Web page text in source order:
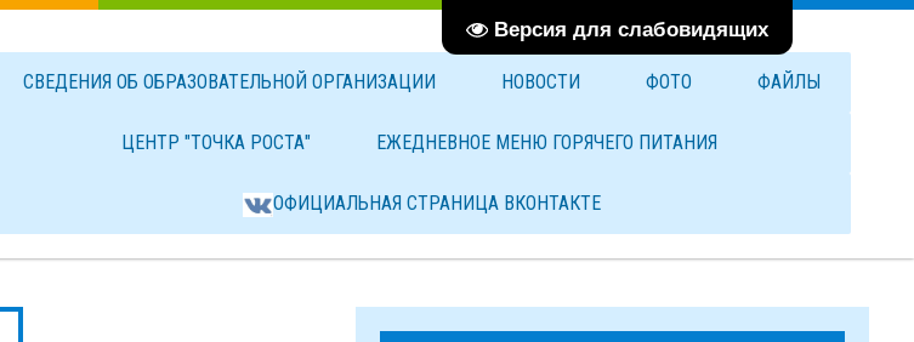
Версия для слабовидящих
СВЕДЕНИЯ ОБ ОБРАЗОВАТЕЛЬНОЙ ОРГАНИЗАЦИИ НОВОСТИ ФОТО ФАЙЛЫ
ЦЕНТР "ТОЧКА РОСТА" ЕЖЕДНЕВНОЕ МЕНЮ ГОРЯЧЕГО ПИТАНИЯ
ОФИЦИАЛЬНАЯ СТРАНИЦА ВКОНТАКТЕ